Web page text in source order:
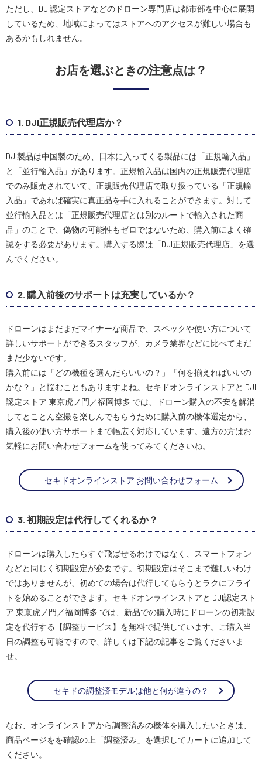
ただし、DJI認定ストアなどのドローン専門店は都市部を中心に展開
しているため、地域によってはストアへのアクセスが難しい場合も
あるかもしれません。
お店を選ぶときの注意点は？
1. DJI正規販売代理店か？
DJI製品は中国製のため、日本に入ってくる製品には「正規輸入品」
と「並行輸入品」があります。正規輸入品は国内の正規販売代理店
でのみ販売されていて、正規販売代理店で取り扱っている「正規輸
入品」であれば確実に真正品を手に入れることができます。対して
並行輸入品とは「正規販売代理店とは別のルートで輸入された商
品」のことで、偽物の可能性もゼロではないため、購入前によく確
認をする必要があります。購入する際は「DJI正規販売代理店」を選
んでください。
2. 購入前後のサポートは充実しているか？
ドローンはまだまだマイナーな商品で、スペックや使い方について
詳しいサポートができるスタッフが、カメラ業界などに比べてまだ
まだ少ないです。
購入前には「どの機種を選んだらいいの？」「何を揃えればいいの
かな？」と悩むこともありますよね。セキドオンラインストアと DJI
認定ストア 東京虎ノ門／福岡博多 では、ドローン購入の不安を解消
してとことん空撮を楽しんでもらうために購入前の機体選定から、
購入後の使い方サポートまで幅広く対応しています。遠方の方はお
気軽にお問い合わせフォームを使ってみてくださいね。
セキドオンラインストア お問い合わせフォーム
3. 初期設定は代行してくれるか？
ドローンは購入したらすぐ飛ばせるわけではなく、スマートフォン
などと同じく初期設定が必要です。初期設定はそこまで難しいわけ
ではありませんが、初めての場合は代行してもらうとラクにフライ
トを始めることができます。セキドオンラインストアと DJI認定スト
ア 東京虎ノ門／福岡博多 では、新品での購入時にドローンの初期設
定を代行する【調整サービス】を無料で提供しています。ご購入当
日の調整も可能ですので、詳しくは下記の記事をご覧くださいま
せ。
セキドの調整済モデルは他と何が違うの？
なお、オンラインストアから調整済みの機体を購入したいときは、
商品ページをを確認の上「調整済み」を選択してカートに追加して
ください。